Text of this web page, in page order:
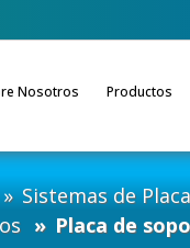
Nosotros Productos
Sistemas de Placa
Placa de